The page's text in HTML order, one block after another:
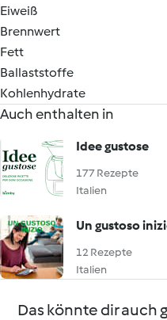
Eiweiß
Brennwert
Fett
Ballaststoffe
Kohlenhydrate
Auch enthalten in
Idee gustose
177 Rezepte
Italien
Un gustoso
12 Rezepte
Italien
Das könnte dir auch